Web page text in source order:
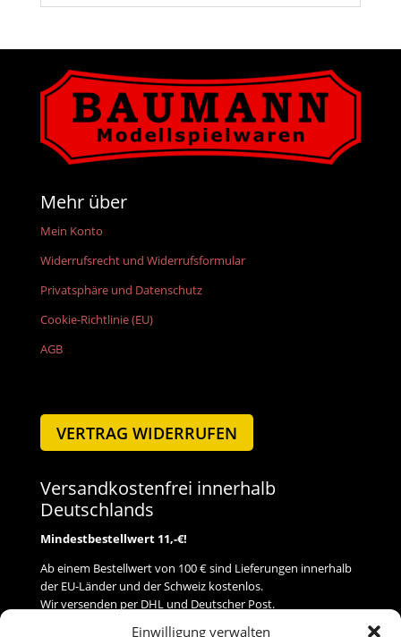
Einwilligung verwalten
Mehr über
Mein Konto
Widerrufsrecht und Widerrufsformular
Privatsphäre und Datenschutz
Cookie-Richtlinie (EU)
AGB
VERTRAG WIDERRUFEN
Versandkostenfrei innerhalb
Deutschlands
Mindestbestellwert 11,-€!
Ab einem Bestellwert von 100 € sind Lieferungen innerhalb
der EU-Länder und der Schweiz kostenlos.
Wir versenden per DHL und Deutscher Post.